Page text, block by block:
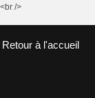
/>
Retour à l'accueil